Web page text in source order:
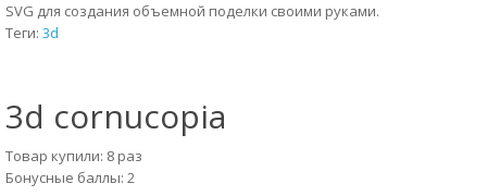
SVG для создания объемной поделки своими руками.
Теги: 3d
3d cornucopia
Товар купили: 8 раз
Бонусные баллы: 2